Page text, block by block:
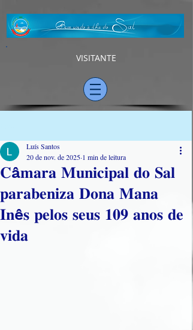
VISITANTE
𝐂â𝐦𝐚𝐫𝐚 𝐌𝐮𝐧𝐢𝐜𝐢𝐩𝐚𝐥 𝐝𝐨 𝐒𝐚𝐥
𝐩𝐚𝐫𝐚𝐛𝐞𝐧𝐢𝐳𝐚 𝐃𝐨𝐧𝐚 𝐌𝐚𝐧𝐚
𝐈𝐧ê𝐬 𝐩𝐞𝐥𝐨𝐬 𝐬𝐞𝐮𝐬 𝟏𝟎𝟗 𝐚𝐧𝐨𝐬 𝐝𝐞
𝐯𝐢𝐝𝐚
Luís Santos
20 de nov. de 2025 1 min de leitura